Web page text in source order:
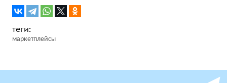
маркетплейсы